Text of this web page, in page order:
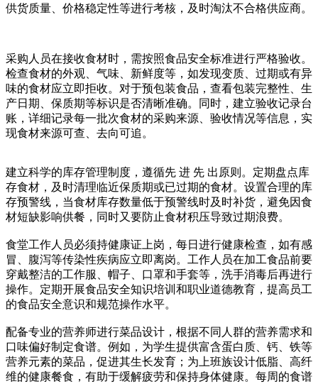
供货质量、价格稳定性等进行考核，及时淘汰不合格供应商。
采购人员在接收食材时，需按照食品安全标准进行严格验收。
检查食材的外观、气味、新鲜度等，如发现变质、过期或有异
味的食材应立即拒收。对于预包装食品，查看包装完整性、生
产日期、保质期等标识是否清晰准确。同时，建立验收记录台
账，详细记录每一批次食材的采购来源、验收情况等信息，实
现食材来源可查、去向可追。
建立科学的库存管理制度，遵循先 进 先 出原则。定期盘点库
存食材，及时清理临近保质期或已过期的食材。设置合理的库
存预警线，当食材库存数量低于预警线时及时补货，避免因食
材短缺影响供餐，同时又要防止食材积压导致过期浪费。
食堂工作人员必须持健康证上岗，每日进行健康检查，如有感
冒、腹泻等传染性疾病应立即离岗。工作人员在加工食品前要
穿戴整洁的工作服、帽子、口罩和手套等，洗手消毒后再进行
操作。定期开展食品安全知识培训和职业道德教育，提高员工
的食品安全意识和规范操作水平。
配备专业的营养师进行菜品设计，根据不同人群的营养需求和
口味偏好制定食谱。例如，为学生提供富含蛋白质、钙、铁等
营养元素的菜品，促进其生长发育；为上班族设计低脂、高纤
维的健康餐食，有助于缓解疲劳和保持身体健康。每周的食谱